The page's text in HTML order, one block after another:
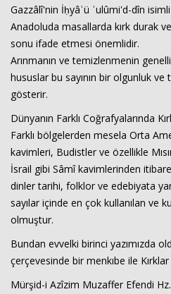
Gazzâlî'nin İḥyâʾü ʿulûmi'd-dîn
Anadoluda masallarda kırk durak
sonu ifade etmesi önemlidir.
Arınmanın ve temizlenmenin
hususlar bu sayının bir olgunluk ve
gösterir.
Dünyanın Farklı Coğrafyalarında
Farklı bölgelerden mesela Orta
kavimleri, Budistler ve özellikle
İsrail gibi Sâmî kavimlerinden
dinler tarihi, folklor ve edebiyata
sayılar içinde en çok kullanılan ve
olmuştur.
Bundan evvelki birinci yazımızda
çerçevesinde bir menkıbe ile
Mürşid-i Azîzim Muzaffer Efendi